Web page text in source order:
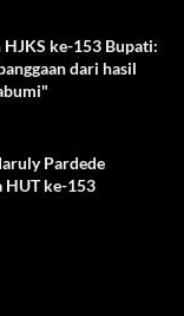
ke-153 Bupati:
dari hasil
Pardede
HUT ke-153